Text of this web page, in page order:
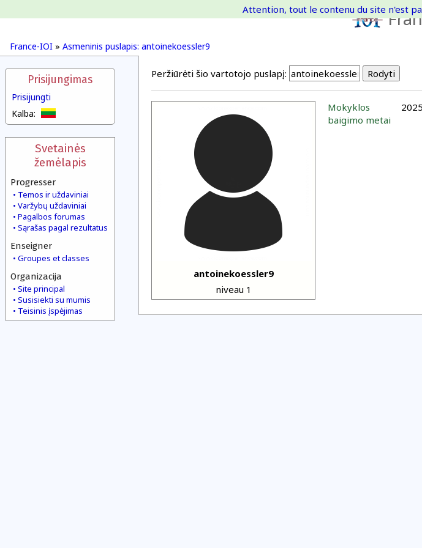
France-IOI » Asmeninis puslapis: antoinekoessler9
Attention, tout le contenu du site n'est
Prisijungimas
Prisijungti
Kalba:
Svetainės
žemėlapis
Progresser
Temos ir uždaviniai
Varžybų uždaviniai
Pagalbos forumas
Sąrašas pagal rezultatus
Enseigner
Groupes et classes
Organizacija
Site principal
Susisiekti su mumis
Teisinis įspėjimas
Peržiūrėti šio vartotojo puslapį:
antoinekoessler9
niveau 1
Mokyklos
baigimo metai
2025